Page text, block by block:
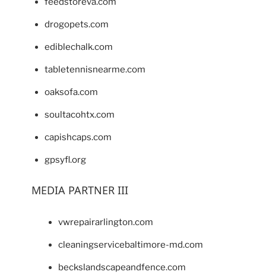
drogopets.com
ediblechalk.com
tabletennisnearme.com
oaksofa.com
soultacohtx.com
capishcaps.com
gpsyfl.org
MEDIA PARTNER III
vwrepairarlington.com
cleaningservicebaltimore-md.com
beckslandscapeandfence.com